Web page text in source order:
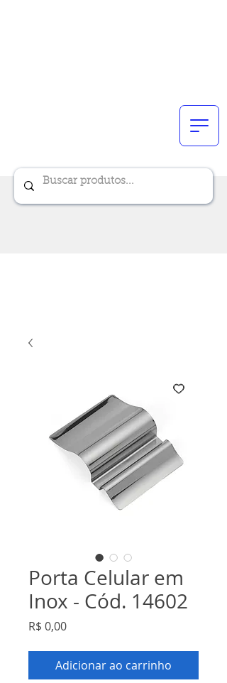
Porta Celular em
Inox - Cód. 14602
R$ 0,00Preço
Adicionar ao carrinho